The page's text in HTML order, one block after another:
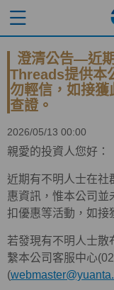
澄清公告—近
Threads提供本
勿輕信，如接獲
查證。
2026/05/13 00:00
親愛的投資人您好：
近期有不明人士在社
惠資訊，惟本公司並
扣優惠等活動，如接
若發現有不明人士散
繫本公司客服中心
(